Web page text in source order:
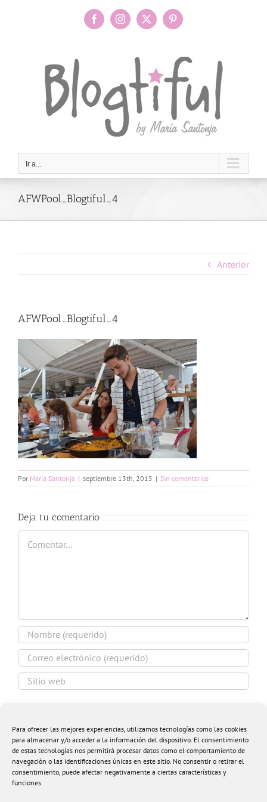
Para ofrecer las mejores experiencias, utilizamos tecnologías como las cookies
para almacenar y/o acceder a la información del dispositivo. El consentimiento
de estas tecnologías nos permitirá procesar datos como el comportamiento de
navegación o las identificaciones únicas en este sitio. No consentir o retirar el
consentimiento, puede afectar negativamente a ciertas características y
funciones.
FacebookInstagram
X Pinterest
Ir a...
AFWPool_Blogtiful_4
Anterior
AFWPool_Blogtiful_4
Por Maria Santonja | septiembre 13th, 2015 | Sin comentarios
Deja tu comentario
Comentar
navegador para la próxima vez que comente.